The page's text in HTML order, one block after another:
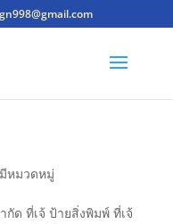
หมวดหมู่
ด ที่เจ้ ป้ายสิ่งพิมพ์ ที่เจ้